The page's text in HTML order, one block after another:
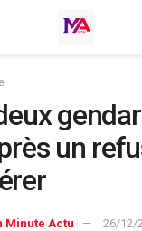
un
Minute Actu 26/12/